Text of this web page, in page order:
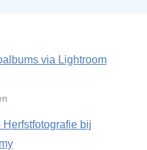
via Lightroom
bij